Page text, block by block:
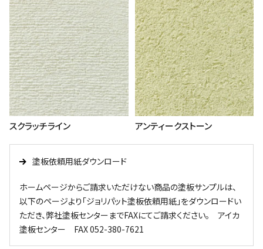
スクラッチライン アンティークストーン
塗板依頼用紙ダウンロード
ホームページからご請求いただけない商品の塗板サンプルは、
以下のページより「ジョリパット塗板依頼用紙」をダウンロードい
ただき、弊社塗板センターまでFAXにてご請求ください。 アイカ
塗板センター FAX 052-380-7621